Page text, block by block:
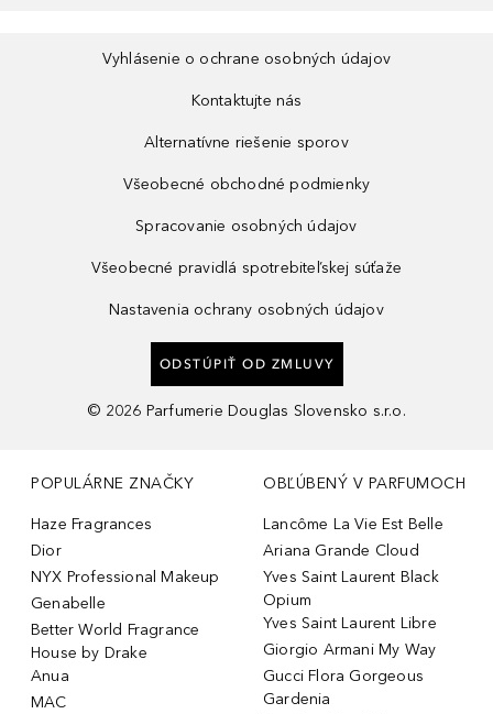
Vyhlásenie o ochrane osobných údajov
Kontaktujte nás
Alternatívne riešenie sporov
Všeobecné obchodné podmienky
Spracovanie osobných údajov
Všeobecné pravidlá spotrebiteľskej súťaže
Nastavenia ochrany osobných údajov
ODSTÚPIŤ OD ZMLUVY
© 2026 Parfumerie Douglas Slovensko s.r.o.
POPULÁRNE ZNAČKY
Haze Fragrances
Dior
NYX Professional Makeup
Genabelle
Better World Fragrance
House by Drake
Anua
MAC
OBĽÚBENÝ V PARFUMOCH
Lancôme La Vie Est Belle
Ariana Grande Cloud
Yves Saint Laurent Black
Opium
Yves Saint Laurent Libre
Giorgio Armani My Way
Gucci Flora Gorgeous
Gardenia